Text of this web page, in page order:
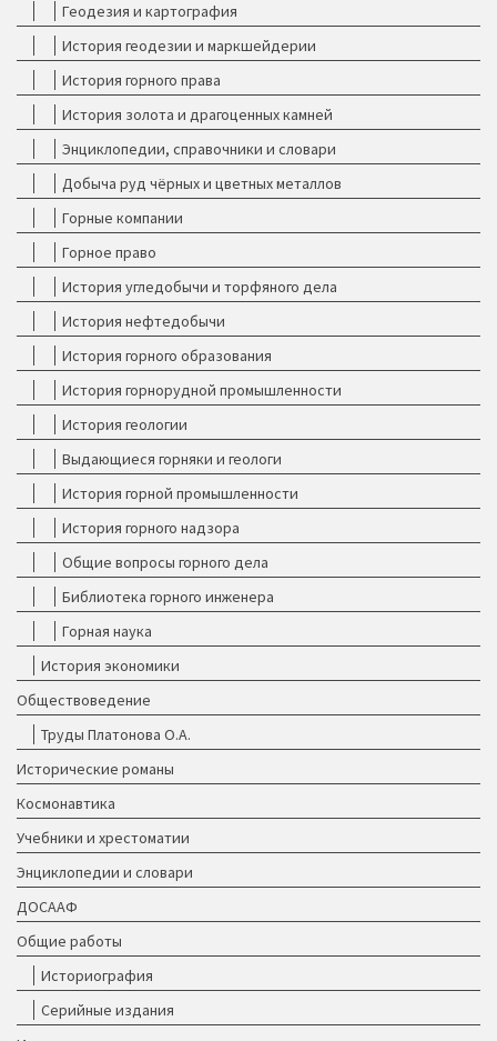
Геодезия и картография
История геодезии и маркшейдерии
История горного права
История золота и драгоценных камней
Энциклопедии, справочники и словари
Добыча руд чёрных и цветных металлов
Горные компании
Горное право
История угледобычи и торфяного дела
История нефтедобычи
История горного образования
История горнорудной промышленности
История геологии
Выдающиеся горняки и геологи
История горной промышленности
История горного надзора
Общие вопросы горного дела
Библиотека горного инженера
Горная наука
История экономики
Обществоведение
Труды Платонова О.А.
Исторические романы
Космонавтика
Учебники и хрестоматии
Энциклопедии и словари
ДОСААФ
Общие работы
Историография
Серийные издания